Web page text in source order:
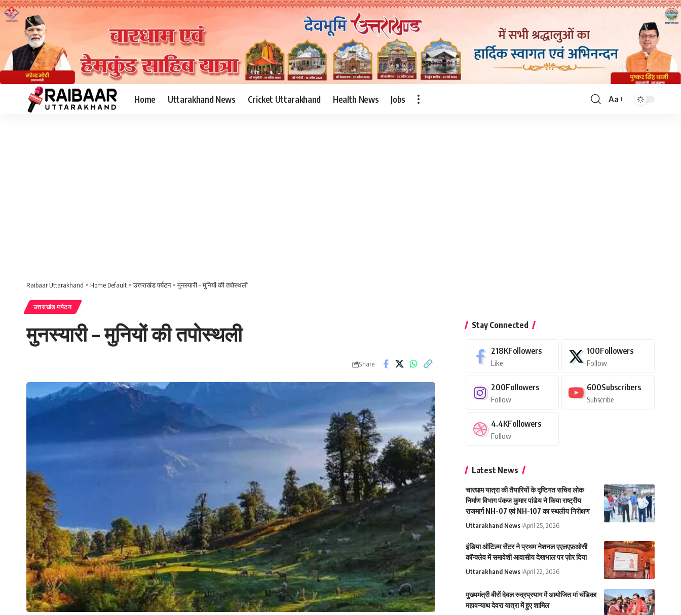
Home Uttarakhand News Cricket Uttarakhand Health News Jobs
Font
Aa
Raibaar Uttarakhand > Home Default >उत्तराखंड पर्यटन>मुनस्यारी – मुनियों की तपोस्थली
उत्तराखंड पर्यटन
मुनस्यारी – मुनियों की तपोस्थली
Share
Stay Connected
218KFollowers
Like
100Followers
Follow
200Followers
Follow
600Subscribers
Subscribe
4.4KFollowers
Follow
Latest News
चारधाम यात्रा की तैयारियों के दृष्टिगत सचिव लोक
निर्माण विभाग पंकज कुमार पांडेय ने किया राष्ट्रीय
राजमार्ग NH-07 एवं NH-107 का स्थलीय निरीक्षण
Uttarakhand News April 25, 2026
इंडिया ऑटिज़्म सेंटर ने प्रथम नेशनल एएलएफ़ओसी
कॉन्क्लेव में समावेशी आवासीय देखभाल पर ज़ोर दिया
Uttarakhand News April 22, 2026
मुख्यमंत्री बीरों देवल रुद्रप्रयाग में आयोजित मां चंडिका
महावन्याथ देवरा यात्रा में हुए शामिल